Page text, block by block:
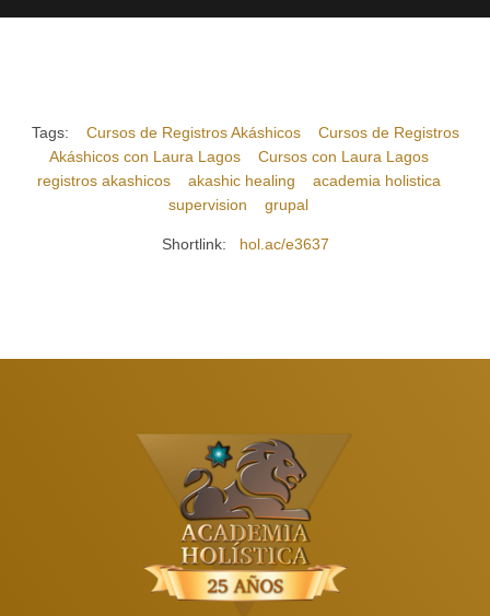
Tags: Cursos de Registros Akáshicos
Cursos de Registros
Akáshicos con Laura Lagos
Cursos con Laura Lagos
registros akashicos
akashic healing
academia holistica
supervision
grupal
Shortlink: hol.ac/e3637